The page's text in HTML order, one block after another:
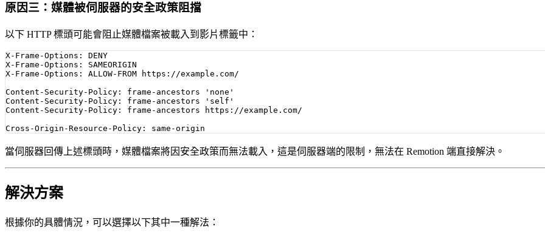
原因三：媒體被伺服器的安全政策阻擋
以下 HTTP 標頭可能會阻止媒體檔案被載入到影片標籤中：
X-Frame-Options: DENY
X-Frame-Options: SAMEORIGIN
X-Frame-Options: ALLOW-FROM https://example.com/
Content-Security-Policy: frame-ancestors 'none'
Content-Security-Policy: frame-ancestors 'self'
Content-Security-Policy: frame-ancestors https://example.com/
當伺服器回傳上述標頭時，媒體檔案將因安全政策而無法載入，這是伺服器端的限制，無法在 Remotion 端直接解決。
解決方案
根據你的具體情況，可以選擇以下其中一種解法：